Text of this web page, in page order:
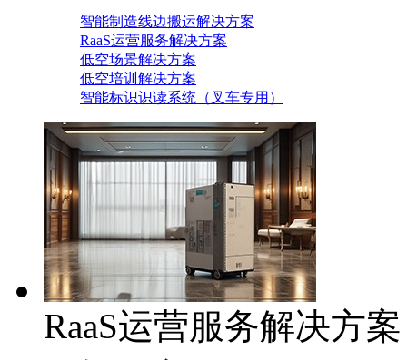
智能制造线边搬运解决方案
RaaS运营服务解决方案
低空场景解决方案
低空培训解决方案
智能标识识读系统（叉车专用）
RaaS运营服务解决方案